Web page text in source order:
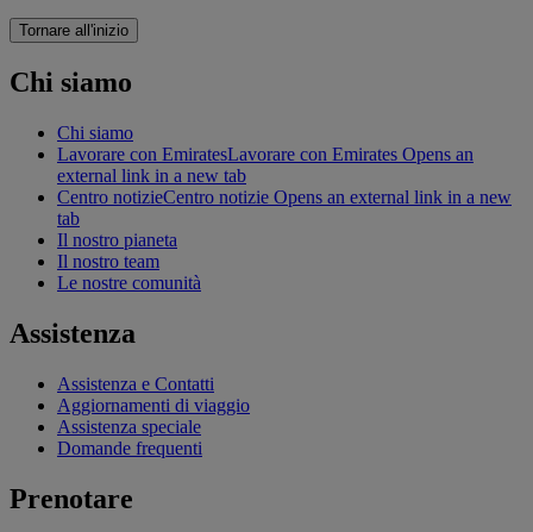
Tornare all'inizio
Chi siamo
Chi siamo
Lavorare con EmiratesLavorare con Emirates Opens an
external link in a new tab
Centro notizieCentro notizie Opens an external link in a new
tab
Il nostro pianeta
Il nostro team
Le nostre comunità
Assistenza
Assistenza e Contatti
Aggiornamenti di viaggio
Assistenza speciale
Domande frequenti
Prenotare